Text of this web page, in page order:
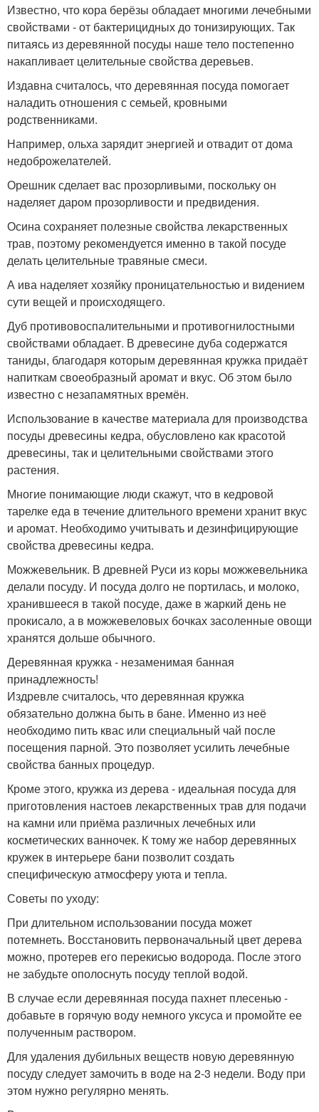
Известно, что кора берёзы обладает многими лечебными
свойствами - от бактерицидных до тонизирующих. Так
питаясь из деревянной посуды наше тело постепенно
накапливает целительные свойства деревьев.
Издавна считалось, что деревянная посуда помогает
наладить отношения с семьей, кровными
родственниками.
Например, ольха зарядит энергией и отвадит от дома
недоброжелателей.
Орешник сделает вас прозорливыми, поскольку он
наделяет даром прозорливости и предвидения.
Осина сохраняет полезные свойства лекарственных
трав, поэтому рекомендуется именно в такой посуде
делать целительные травяные смеси.
А ива наделяет хозяйку проницательностью и видением
сути вещей и происходящего.
Дуб противовоспалительными и противогнилостными
свойствами обладает. В древесине дуба содержатся
таниды, благодаря которым деревянная кружка придаёт
напиткам своеобразный аромат и вкус. Об этом было
известно с незапамятных времён.
Использование в качестве материала для производства
посуды древесины кедра, обусловлено как красотой
древесины, так и целительными свойствами этого
растения.
Многие понимающие люди скажут, что в кедровой
тарелке еда в течение длительного времени хранит вкус
и аромат. Необходимо учитывать и дезинфицирующие
свойства древесины кедра.
Можжевельник. В древней Руси из коры можжевельника
делали посуду. И посуда долго не портилась, и молоко,
хранившееся в такой посуде, даже в жаркий день не
прокисало, а в можжевеловых бочках засоленные овощи
хранятся дольше обычного.
Деревянная кружка - незаменимая банная
принадлежность!
Издревле считалось, что деревянная кружка
обязательно должна быть в бане. Именно из неё
необходимо пить квас или специальный чай после
посещения парной. Это позволяет усилить лечебные
свойства банных процедур.
Кроме этого, кружка из дерева - идеальная посуда для
приготовления настоев лекарственных трав для подачи
на камни или приёма различных лечебных или
косметических ванночек. К тому же набор деревянных
кружек в интерьере бани позволит создать
специфическую атмосферу уюта и тепла.
Советы по уходу:
При длительном использовании посуда может
потемнеть. Восстановить первоначальный цвет дерева
можно, протерев его перекисью водорода. После этого
не забудьте ополоснуть посуду теплой водой.
В случае если деревянная посуда пахнет плесенью -
добавьте в горячую воду немного уксуса и промойте ее
полученным раствором.
Для удаления дубильных веществ новую деревянную
посуду следует замочить в воде на 2-3 недели. Воду при
этом нужно регулярно менять.